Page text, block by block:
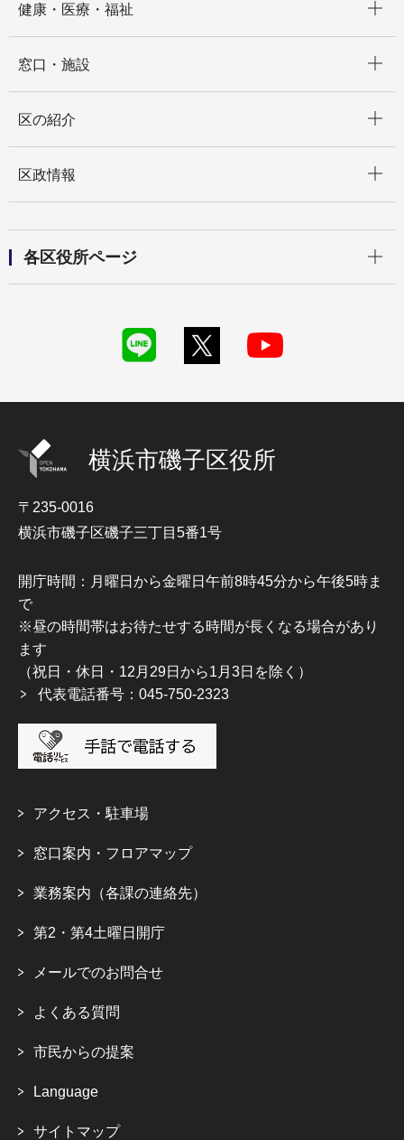
健康・医療・福祉
窓口・施設
区の紹介
区政情報
各区役所ページ
横浜市磯子区役所
〒235-0016
横浜市磯子区磯子三丁目5番1号
開庁時間：月曜日から金曜日午前8時45分から午後5時ま
で
※昼の時間帯はお待たせする時間が長くなる場合があり
ます
（祝日・休日・12月29日から1月3日を除く）
代表電話番号：045-750-2323
アクセス・駐車場
窓口案内・フロアマップ
業務案内（各課の連絡先）
第2・第4土曜日開庁
メールでのお問合せ
よくある質問
市民からの提案
Language
サイトマップ